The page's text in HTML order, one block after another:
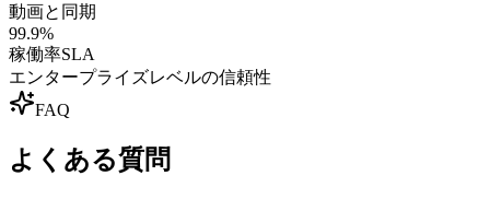
動画と同期
99.9%
稼働率SLA
エンタープライズレベルの信頼性
FAQ
よくある質問